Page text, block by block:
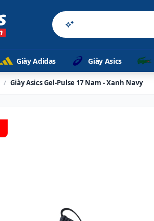
Sản phẩm chính hã
Giày Adidas Giày Asics
/ Giày Asics Gel-Pulse 17 Nam - Xanh Navy